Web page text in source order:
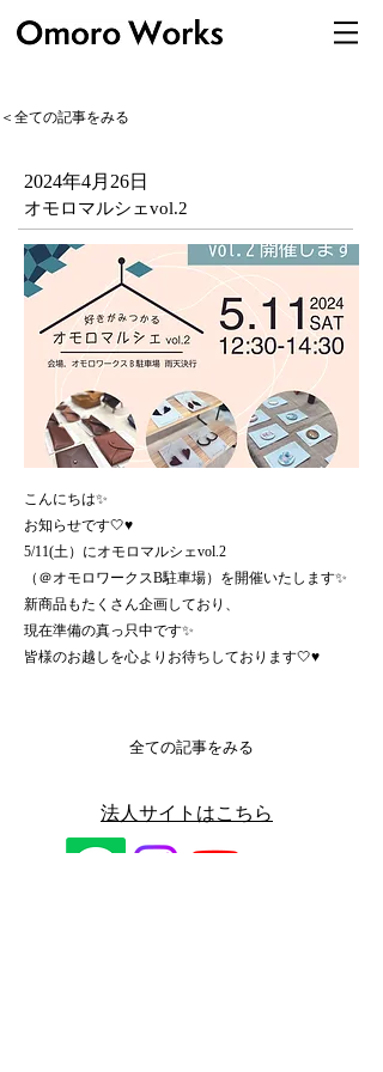
＜全ての記事をみる
2024年4月26日
オモロマルシェvol.2
こんにちは✨
お知らせです🤍♥️
5/11(土）にオモロマルシェvol.2
（＠オモロワークスB駐車場）を開催いたします✨
新商品もたくさん企画しており、
現在準備の真っ只中です✨
皆様のお越しを心よりお待ちしております🤍♥️
全ての記事をみる
​法人サイトはこちら